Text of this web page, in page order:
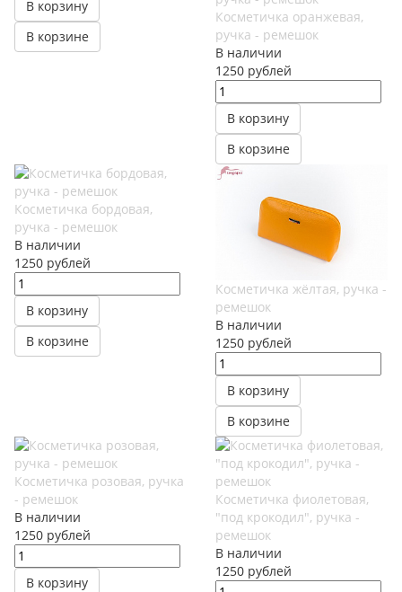
В корзину
В корзине
Косметичка оранжевая,
ручка - ремешок
В наличии
1250 рублей
В корзину
В корзине
Косметичка бордовая,
ручка - ремешок
В наличии
1250 рублей
В корзину
В корзине
Косметичка жёлтая, ручка -
ремешок
В наличии
1250 рублей
В корзину
В корзине
Косметичка розовая, ручка
- ремешок
В наличии
1250 рублей
В корзину
Косметичка фиолетовая,
"под крокодил", ручка -
ремешок
В наличии
1250 рублей